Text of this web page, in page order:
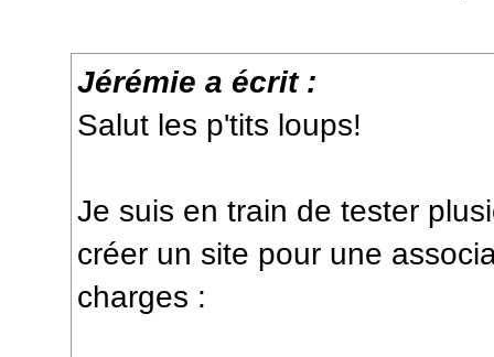
Jérémie a écrit :
Salut les p'tits loups!
Je suis en train de tester
créer un site pour une
charges :